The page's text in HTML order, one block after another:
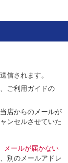
信されます。
ご利用ガイドの
店からのメールが
ンセルさせていた
メールが届かない
別のメールアドレ